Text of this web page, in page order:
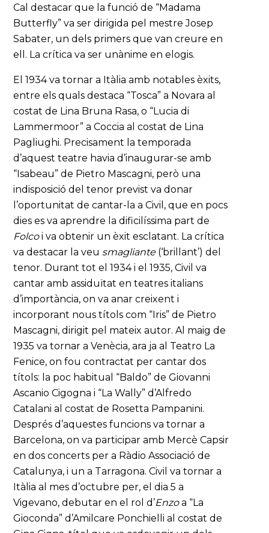
Cal destacar que la funció de “Madama
Butterfly” va ser dirigida pel mestre Josep
Sabater, un dels primers que van creure en
ell. La crítica va ser unànime en elogis.
El 1934 va tornar a Itàlia amb notables èxits,
entre els quals destaca “Tosca” a Novara al
costat de Lina Bruna Rasa, o “Lucia di
Lammermoor” a Coccia al costat de Lina
Pagliughi. Precisament la temporada
d’aquest teatre havia d’inaugurar-se amb
“Isabeau” de Pietro Mascagni, però una
indisposició del tenor previst va donar
l’oportunitat de cantar-la a Civil, que en pocs
dies es va aprendre la dificilíssima part de
Folcoi va obtenir un èxit esclatant. La crítica
va destacar la veu smagliante(‘brillant’) del
tenor. Durant tot el 1934 i el 1935, Civil va
cantar amb assiduïtat en teatres italians
d’importància, on va anar creixent i
incorporant nous títols com “Iris” de Pietro
Mascagni, dirigit pel mateix autor. Al maig de
1935 va tornar a Venècia, ara ja al Teatro La
Fenice, on fou contractat per cantar dos
títols: la poc habitual “Baldo” de Giovanni
Ascanio Cigogna i “La Wally” d’Alfredo
Catalani al costat de Rosetta Pampanini.
Després d’aquestes funcions va tornar a
Barcelona, on va participar amb Mercè Capsir
en dos concerts per a Ràdio Associació de
Catalunya, i un a Tarragona. Civil va tornar a
Itàlia al mes d’octubre per, el dia 5 a
Vigevano, debutar en el rol d’Enzoa “La
Gioconda” d’Amilcare Ponchielli al costat de